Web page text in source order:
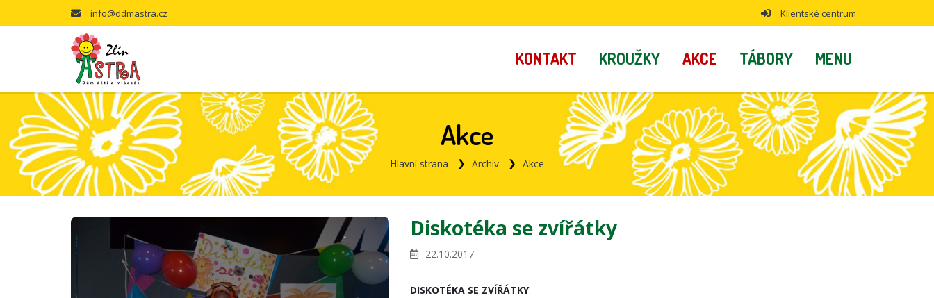
info@ddmastra.cz Klientské centrum
KONTAKT KROUŽKY AKCE TÁBORY MENU
Akce
Hlavní strana Archiv Akce
Diskotéka se zvířátky
22.10.2017
DISKOTÉKA SE ZVÍŘÁTKY